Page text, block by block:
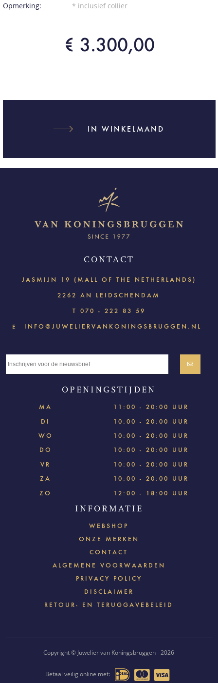
Opmerking:
* inclusief collier
€ 3.300,00
IN WINKELMAND
CONTACT
JASMIJN 19 (MALL OF THE NETHERLANDS)
2262 AN LEIDSCHENDAM
T 070 - 222 83 59
E INFO@JUWELIERVANKONINGSBRUGGEN.NL
OPENINGSTIJDEN
MA
11:00 - 20:00 UUR
DI
10:00 - 20:00 UUR
WO
10:00 - 20:00 UUR
DO
10:00 - 20:00 UUR
VR
10:00 - 20:00 UUR
ZA
10:00 - 20:00 UUR
ZO
12:00 - 18:00 UUR
INFORMATIE
WEBSHOP
ONZE MERKEN
CONTACT
ALGEMENE VOORWAARDEN
PRIVACY POLICY
DISCLAIMER
RETOUR- EN TERUGGAVEBELEID
Copyright © Juwelier van Koningsbruggen - 2026
Betaal veilig online met: